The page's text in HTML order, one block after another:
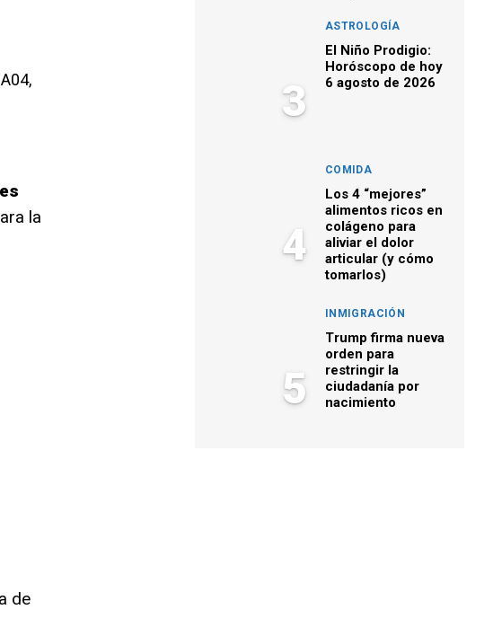
la
de
3
ASTROLOGÍA
El Niño Prodigio:
Horóscopo de hoy
6 agosto de 2026
4
COMIDA
Los 4 “mejores”
alimentos ricos en
colágeno para
aliviar el dolor
articular (y cómo
tomarlos)
5
INMIGRACIÓN
Trump firma nueva
orden para
restringir la
ciudadanía por
nacimiento